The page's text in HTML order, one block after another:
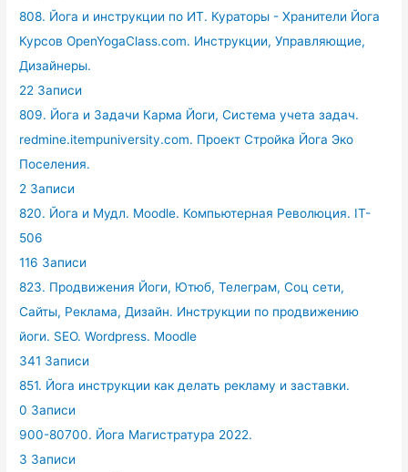
808. Йога и инструкции по ИТ. Кураторы - Хранители Йога
Курсов OpenYogaClass.com. Инструкции, Управляющие,
Дизайнеры.
22 Записи
809. Йога и Задачи Карма Йоги, Система учета задач.
redmine.itempuniversity.com. Проект Стройка Йога Эко
Поселения.
2 Записи
820. Йога и Мудл. Moodle. Компьютерная Революция. IT-
506
116 Записи
823. Продвижения Йоги, Ютюб, Телеграм, Соц сети,
Сайты, Реклама, Дизайн. Инструкции по продвижению
йоги. SEO. Wordpress. Moodle
341 Записи
851. Йога инструкции как делать рекламу и заставки.
0 Записи
900-80700. Йога Магистратура 2022.
3 Записи